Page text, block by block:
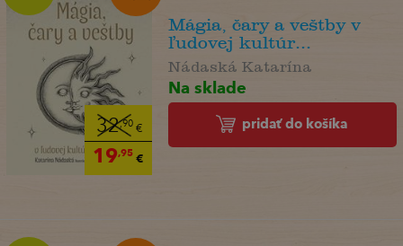
32,90€
19,95€
Mágia, čary a veštby v
ľudovej kultúr...
Nádaská Katarína
Na sklade
pridať do košíka